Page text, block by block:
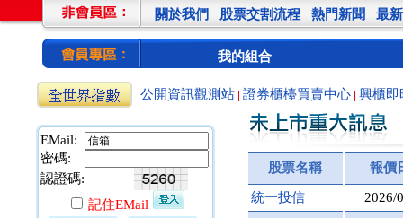
關於我們 股票交割流程 熱門新聞 最
我的組合
公開資訊觀測站 證券櫃檯買賣中心 興櫃即
EMail:
密碼:
認證碼:
記住EMail
股票名稱 報價
統一投信 2026/